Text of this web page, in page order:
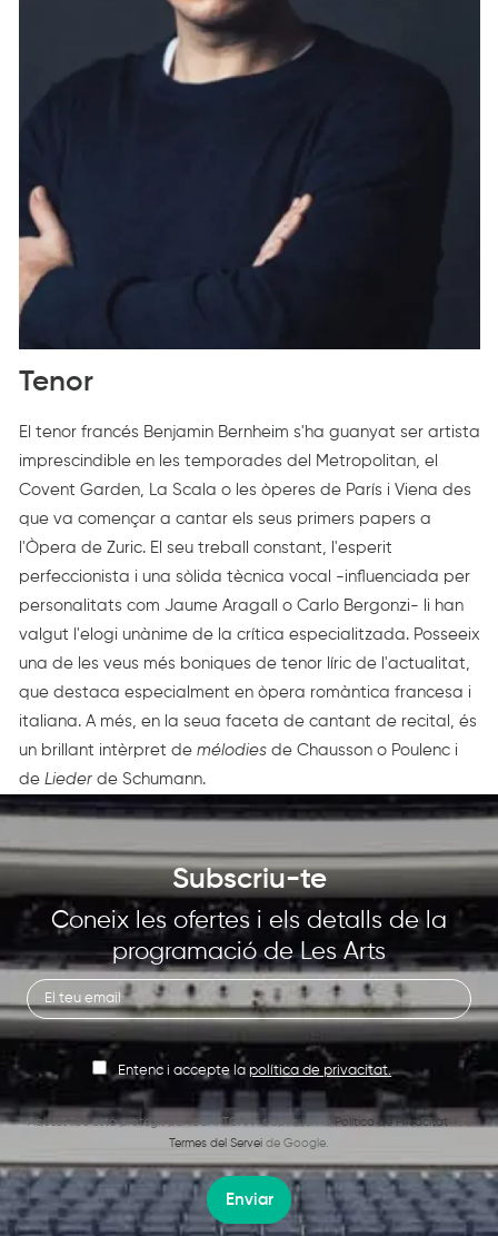
Diapositiva 1 de 1
Tenor
El tenor francés Benjamin Bernheim s'ha guanyat ser artista
imprescindible en les temporades del Metropolitan, el
Covent Garden, La Scala o les òperes de París i Viena des
que va començar a cantar els seus primers papers a
l'Òpera de Zuric. El seu treball constant, l'esperit
perfeccionista i una sòlida tècnica vocal -influenciada per
personalitats com Jaume Aragall o Carlo Bergonzi- li han
valgut l'elogi unànime de la crítica especialitzada. Posseeix
una de les veus més boniques de tenor líric de l'actualitat,
que destaca especialment en òpera romàntica francesa i
italiana. A més, en la seua faceta de cantant de recital, és
un brillant intèrpret de mélodiesde Chausson o Poulenc i
de Liederde Schumann.
Subscriu-te
Coneix les ofertes i els detalls de la
programació de Les Arts
Entenc i accepte la política de privacitat.
Aquest lloc està protegit per reCAPTCHA i s’apliquen la Política de Privacitati els
Termes del Servei de Google.
Enviar